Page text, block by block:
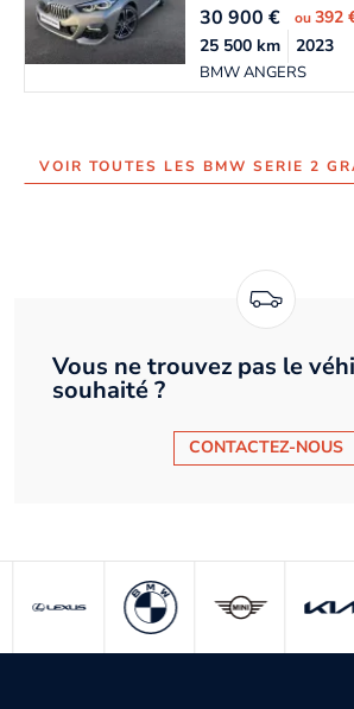
30 900€ ou392
BMW ANGERS
25 500km 2023
VOIR TOUTES LES BMW SERIE 2
Vous ne trouvez pas le
souhaité ?
CONTACTEZ-NOUS